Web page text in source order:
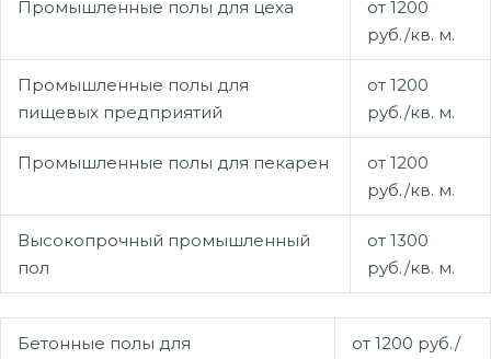
Промышленные полы для цеха
от 1200
руб./кв. м.
Промышленные полы для
пищевых предприятий
от 1200
руб./кв. м.
Промышленные полы для пекарен
от 1200
руб./кв. м.
Высокопрочный промышленный
пол
от 1300
руб./кв. м.
Бетонные полы для
от 1200 руб./